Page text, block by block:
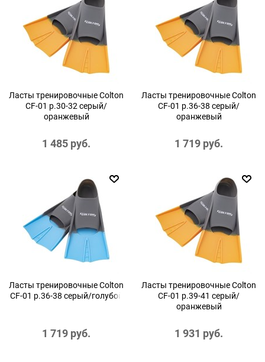
Ласты тренировочные Colton
CF-01 р.30-32 серый/
оранжевый
1 485 руб.
Ласты тренировочные Colton
CF-01 р.36-38 серый/
оранжевый
1 719 руб.
Ласты тренировочные Colton
CF-01 р.36-38 серый/голубой
1 719 руб.
Ласты тренировочные Colton
CF-01 р.39-41 серый/
оранжевый
1 931 руб.